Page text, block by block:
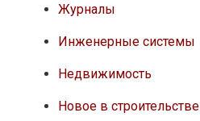
Журналы
Инженерные системы
Недвижимость
Новое в строительстве